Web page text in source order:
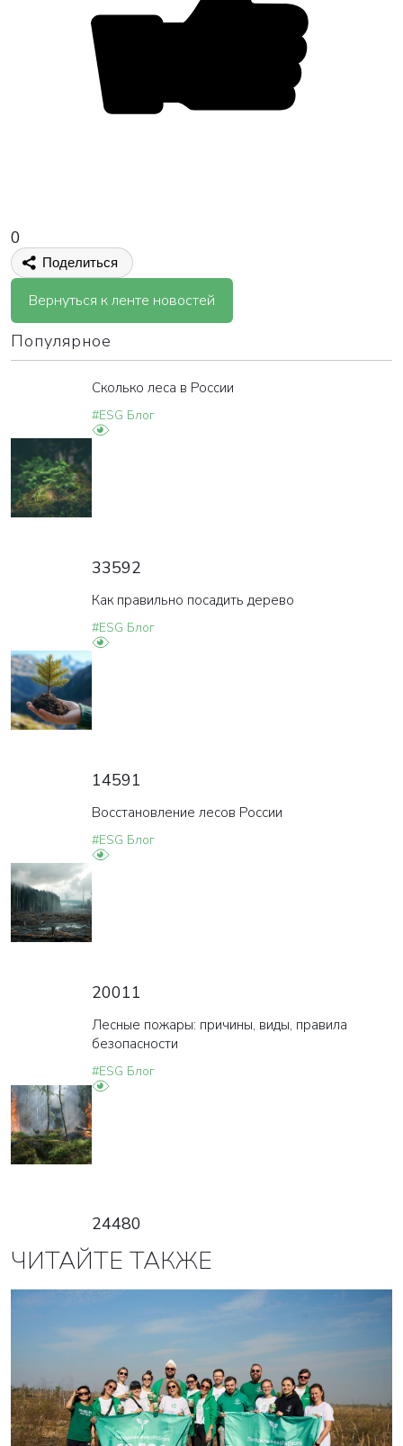
0
Поделиться
Вернуться к ленте новостей
Популярное
Сколько леса в России
#ESG Блог
33592
Как правильно посадить дерево
#ESG Блог
14591
Восстановление лесов России
#ESG Блог
20011
Лесные пожары: причины, виды, правила
безопасности
#ESG Блог
24480
ЧИТАЙТЕ ТАКЖЕ
ВАША ЗАЯВКА ОТПРАВЛЕНА
в ближайшее время наши менеджеры
свяжутся с вами